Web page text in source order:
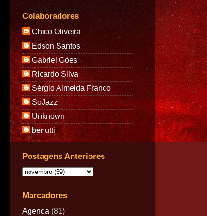
Colaboradores
Chico Oliveira
Edson Santos
Gabriel Góes
Ricardo Silva
Sérgio Almeida Franco
SoJazz
Unknown
benutti
Postagens Anteriores
Marcadores
Agenda (81)